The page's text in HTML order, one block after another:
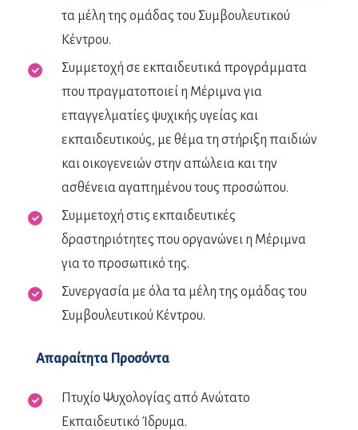
τα μέλη της ομάδας του Συμβουλευτικού
Κέντρου.
Συμμετοχή σε εκπαιδευτικά προγράμματα
που πραγματοποιεί η Μέριμνα για
επαγγελματίες ψυχικής υγείας και
εκπαιδευτικούς, με θέμα τη στήριξη παιδιών
και οικογενειών στην απώλεια και την
ασθένεια αγαπημένου τους προσώπου.
Συμμετοχή στις εκπαιδευτικές
δραστηριότητες που οργανώνει η Μέριμνα
για το προσωπικό της.
Συνεργασία με όλα τα μέλη της ομάδας του
Συμβουλευτικού Κέντρου.
Απαραίτητα Προσόντα
Πτυχίο Ψυχολογίας από Ανώτατο
Εκπαιδευτικό Ίδρυμα.